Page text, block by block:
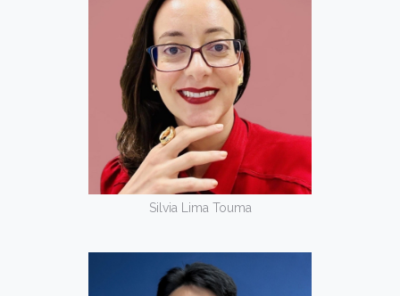
Silvia Lima Touma